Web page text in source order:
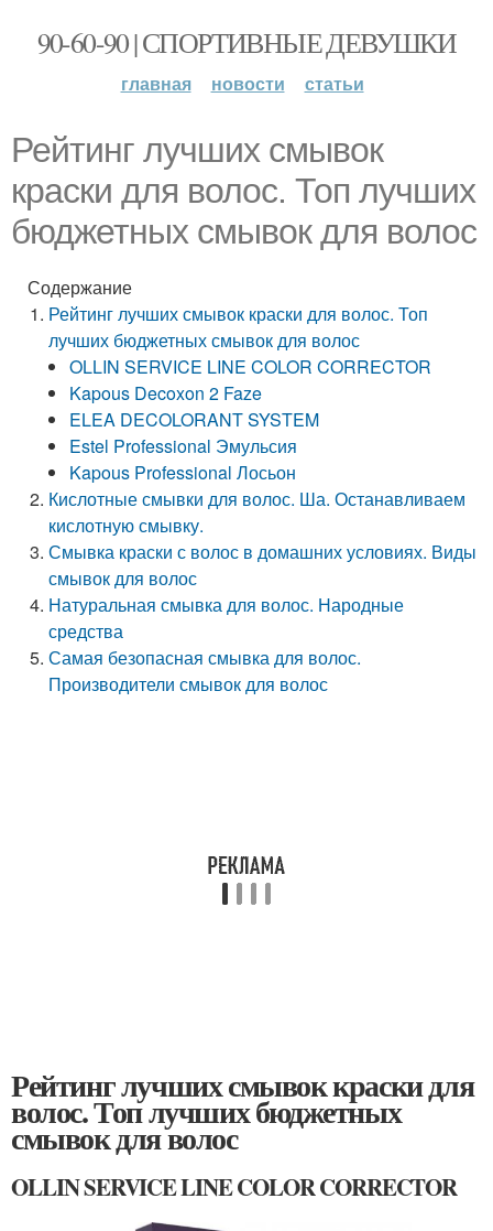
90-60-90 | СПОРТИВНЫЕ ДЕВУШКИ
главная новости статьи
Рейтинг лучших смывок
краски для волос. Топ лучших
бюджетных смывок для волос
Содержание
Рейтинг лучших смывок краски для волос. Топ
лучших бюджетных смывок для волос
OLLIN SERVICE LINE COLOR CORRECTOR
Kapous Decoxon 2 Faze
ELEA DECOLORANT SYSTEM
Estel Professional Эмульсия
Kapous Professional Лосьон
Кислотные смывки для волос. Ша. Останавливаем
кислотную смывку.
Смывка краски с волос в домашних условиях. Виды
смывок для волос
Натуральная смывка для волос. Народные
средства
Самая безопасная смывка для волос.
Производители смывок для волос
Рейтинг лучших смывок краски для
волос. Топ лучших бюджетных
смывок для волос
OLLIN SERVICE LINE COLOR CORRECTOR